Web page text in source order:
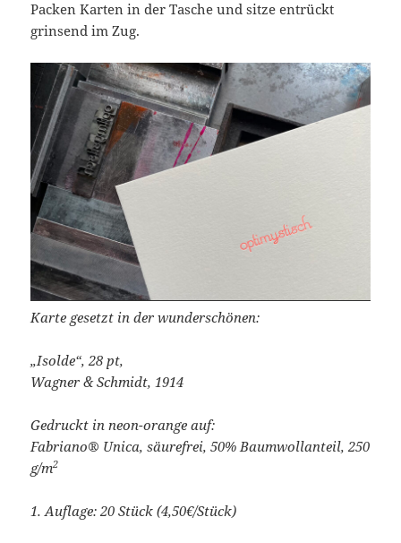
Packen Karten in der Tasche und sitze entrückt
grinsend im Zug.
Karte gesetzt in der wunderschönen:
„Isolde“, 28 pt,
Wagner & Schmidt, 1914
Gedruckt in neon-orange auf:
Fabriano® Unica, säurefrei, 50% Baumwollanteil, 250
g/m2
1. Auflage: 20 Stück (4,50€/Stück)